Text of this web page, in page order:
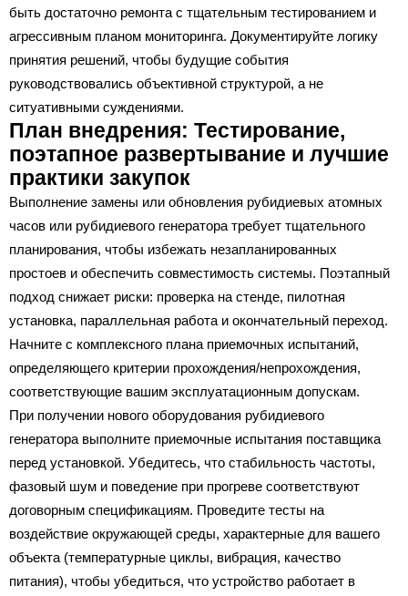
быть достаточно ремонта с тщательным тестированием и
агрессивным планом мониторинга. Документируйте логику
принятия решений, чтобы будущие события
руководствовались объективной структурой, а не
ситуативными суждениями.
План внедрения: Тестирование,
поэтапное развертывание и лучшие
практики закупок
Выполнение замены или обновления рубидиевых атомных
часов или рубидиевого генератора требует тщательного
планирования, чтобы избежать незапланированных
простоев и обеспечить совместимость системы. Поэтапный
подход снижает риски: проверка на стенде, пилотная
установка, параллельная работа и окончательный переход.
Начните с комплексного плана приемочных испытаний,
определяющего критерии прохождения/непрохождения,
соответствующие вашим эксплуатационным допускам.
При получении нового оборудования рубидиевого
генератора выполните приемочные испытания поставщика
перед установкой. Убедитесь, что стабильность частоты,
фазовый шум и поведение при прогреве соответствуют
договорным спецификациям. Проведите тесты на
воздействие окружающей среды, характерные для вашего
объекта (температурные циклы, вибрация, качество
питания), чтобы убедиться, что устройство работает в